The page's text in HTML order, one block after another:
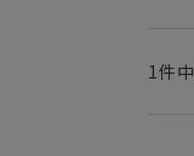
1 件中